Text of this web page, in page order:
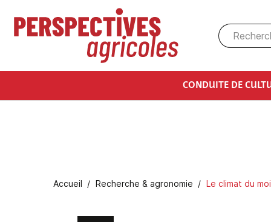
Aller au contenu principal
CONDUITE DE
Fil d'Ariane
Accueil Recherche & agronomie Le climat du